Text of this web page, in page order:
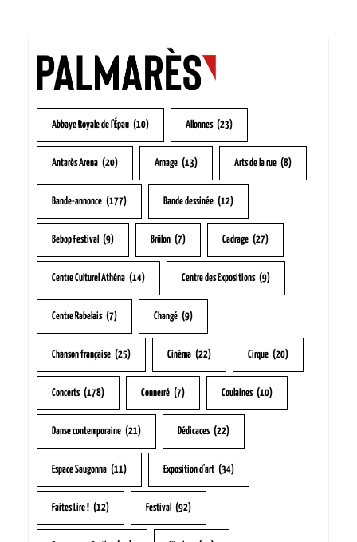
Abbaye Royale de l'Épau (10) Allonnes (23)
Antarès Arena (20) Arnage (13) Arts de la rue (8)
Bande-annonce (177) Bande dessinée (12)
Bebop Festival (9) Brûlon (7) Cadrage (27)
Centre Culturel Athéna (14) Centre des Expositions (9)
Centre Rabelais (7) Changé (9)
Chanson française (25) Cinéma (22) Cirque (20)
Concerts (178) Connerré (7) Coulaines (10)
Danse contemporaine (21) Dédicaces (22)
Espace Saugonna (11) Exposition d'art (34)
Faites Lire ! (12) Festival (92)